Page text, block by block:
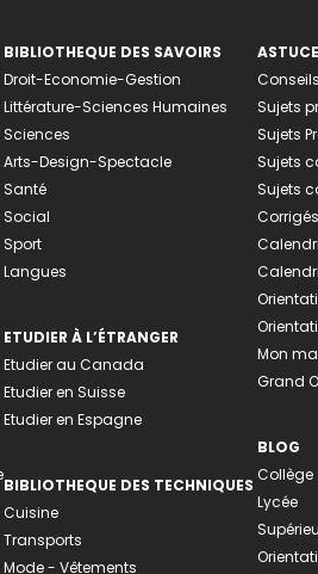
BIBLIOTHEQUE DES SAVOIRS
Droit-Economie-Gestion
Littérature-Sciences Humaines
Sciences
Arts-Design-Spectacle
Santé
Social
Sport
Langues
ETUDIER À L’ÉTRANGER
Etudier au Canada
Etudier en Suisse
Etudier en Espagne
BIBLIOTHEQUE DES TECHNIQUES
Cuisine
Transports
Mode - Vêtements
Sujets
Sujets
Sujets
Sujets
Mon
Grand
BLOG
Collège
Lycée